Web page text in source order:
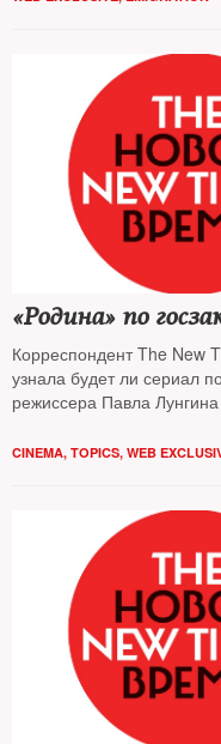
«Родина» по
Корреспондент The New
узнала будет ли сериал
режиссера Павла Лунгина
CINEMA, TOPICS, WEB